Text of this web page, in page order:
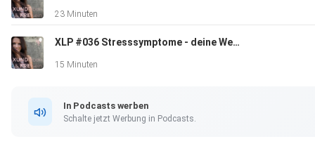
Hier kannst du dich in den XUNDleben - Letter eintragen -
www.angelikaerdpresser.com
23 Minuten
XLP #036 Stresssymptome - deine Wegweiser zum Lebensglück
15 Minuten
In Podcasts werben
Schalte jetzt Werbung in Podcasts.